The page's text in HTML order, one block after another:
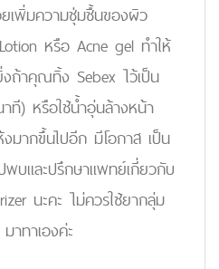
เพิ่มความชุ่มชื้นของผิว
หรือ Acne gel ทำให้
ถ้าคุณทิ้ง Sebex ไว้เป็น
ที) หรือใช้น้ำอุ่นล้างหน้า
มากขึ้นไปอีก มีโอกาส เป็น
พบและปรึกษาแพทย์เกี่ยวกับ
นะคะ ไม่ควรใช้ยากลุ่ม
าทาเองค่ะ